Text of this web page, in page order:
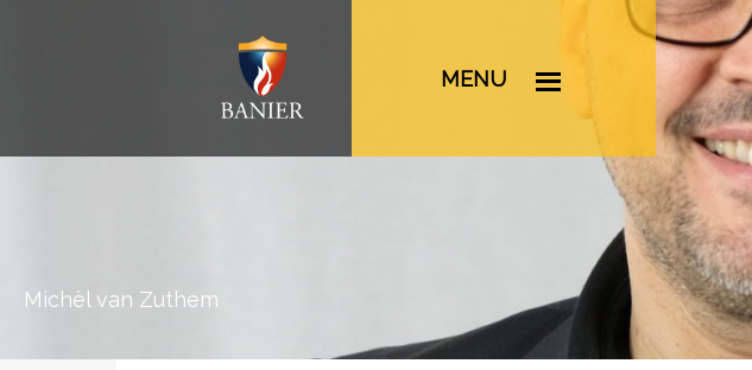
MENU
Michèl van Zuthem